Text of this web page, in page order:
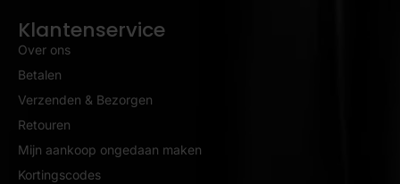
Klantenservice
Over ons
Betalen
Verzenden & Bezorgen
Retouren
Mijn aankoop ongedaan maken
Kortingscodes